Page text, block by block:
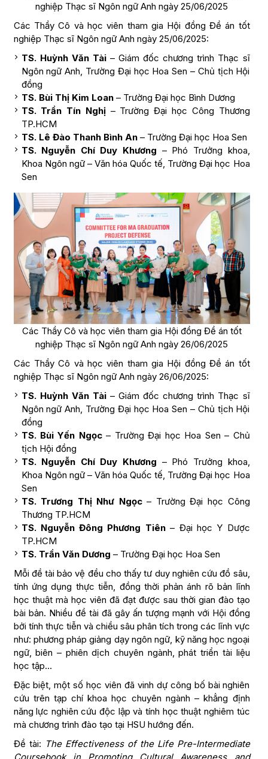
nghiệp Thạc sĩ Ngôn ngữ Anh ngày 25/06/2025
Các Thầy Cô và học viên tham gia Hội đồng Đề án tốt
nghiệp Thạc sĩ Ngôn ngữ Anh ngày 25/06/2025:
TS. Huỳnh Văn Tài – Giám đốc chương trình Thạc sĩ
Ngôn ngữ Anh, Trường Đại học Hoa Sen – Chủ tịch Hội
đồng
TS. Bùi Thị Kim Loan– Trường Đại học Bình Dương
TS. Trần Tín Nghị – Trường Đại học Công Thương
TP.HCM
TS. Lê Đào Thanh Bình An– Trường Đại học Hoa Sen
TS. Nguyễn Chí Duy Khương – Phó Trưởng khoa,
Khoa Ngôn ngữ – Văn hóa Quốc tế, Trường Đại học Hoa
Sen
Các Thầy Cô và học viên tham gia Hội đồng Đề án tốt
nghiệp Thạc sĩ Ngôn ngữ Anh ngày 26/06/2025
Các Thầy Cô và học viên tham gia Hội đồng Đề án tốt
nghiệp Thạc sĩ Ngôn ngữ Anh ngày 26/06/2025:
TS. Huỳnh Văn Tài– Giám đốc chương trình Thạc sĩ
Ngôn ngữ Anh, Trường Đại học Hoa Sen – Chủ tịch Hội
đồng
TS. Bùi Yến Ngọc– Trường Đại học Hoa Sen – Chủ
tịch Hội đồng
TS. Nguyễn Chí Duy Khương – Phó Trưởng khoa,
Khoa Ngôn ngữ – Văn hóa Quốc tế, Trường Đại học Hoa
Sen
TS. Trương Thị Như Ngọc– Trường Đại học Công
Thương TP.HCM
TS. Nguyễn Đông Phương Tiên– Đại học Y Dược
TP.HCM
TS. Trần Văn Dương – Trường Đại học Hoa Sen
Mỗi đề tài bảo vệ đều cho thấy tư duy nghiên cứu đồ sâu,
tính ứng dụng thực tiễn, đồng thời phản ánh rõ bản lĩnh
học thuật mà học viên đã đạt được sau thời gian đào tạo
bài bản. Nhiều đề tài đã gây ấn tượng mạnh với Hội đồng
bởi tính thực tiễn và chiều sâu phân tích trong các lĩnh vực
như: phương pháp giảng dạy ngôn ngữ, kỹ năng học ngoại
ngữ, biên – phiên dịch chuyên ngành, phát triển tài liệu
học tập…
Đặc biệt, một số học viên đã vinh dự công bố bài nghiên
cứu trên tạp chí khoa học chuyên ngành – khẳng định
năng lực nghiên cứu độc lập và tính học thuật nghiêm túc
mà chương trình đào tạo tại HSU hướng đến.
Đề tài: The Effectiveness of the Life Pre-Intermediate